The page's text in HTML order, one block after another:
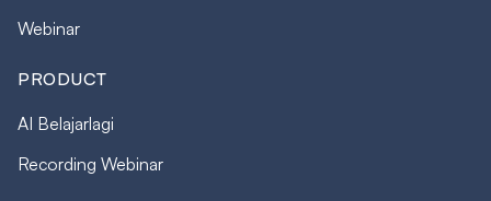
Webinar
PRODUCT
AI Belajarlagi
Recording Webinar